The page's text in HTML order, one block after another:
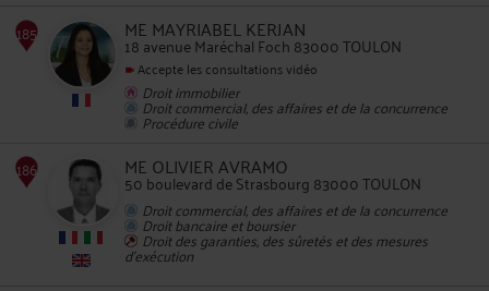
ME MAYRIABEL KERJAN
18 avenue Maréchal Foch 83000 TOULON
Accepte les consultations vidéo
Droit immobilier
Droit commercial, des affaires et de la concurrence
Procédure civile
ME OLIVIER AVRAMO
50 boulevard de Strasbourg 83000 TOULON
Droit commercial, des affaires et de la concurrence
Droit bancaire et boursier
Droit des garanties, des sûretés et des mesures
d'exécution